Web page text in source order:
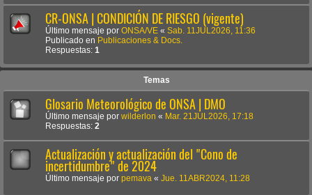
CR-ONSA | CONDICIÓN DE RIESGO (vigente)
Último mensaje por ONSA/VE « Sab. 11JUL2026, 11:36
Publicado en Publicaciones & Docs.
Respuestas: 1
Temas
Glosario Meteorológico de ONSA | DMO
Último mensaje por wilderlon « Mar. 21JUL2026, 17:18
Respuestas: 2
Actualización y actualización del "Cono de
incertidumbre" de 2024
Último mensaje por pemava « Jue. 11ABR2024, 11:28